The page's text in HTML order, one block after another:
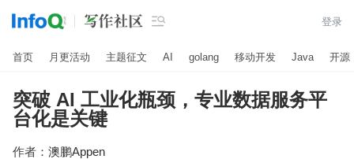
 登录
首页 月更活动 主题征文 AI golang 移动开发 Java 开源
突破 AI 工业化瓶颈，专业数据服务平
台化是关键
作者： 澳鹏Appen